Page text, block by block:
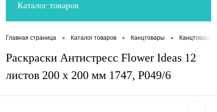
Каталог товаров
Главная страница • Каталог товаров • Канцтовары • Канцтовары
Раскраски Антистресс Flower Ideas 12
листов 200 х 200 мм 1747, Р049/6